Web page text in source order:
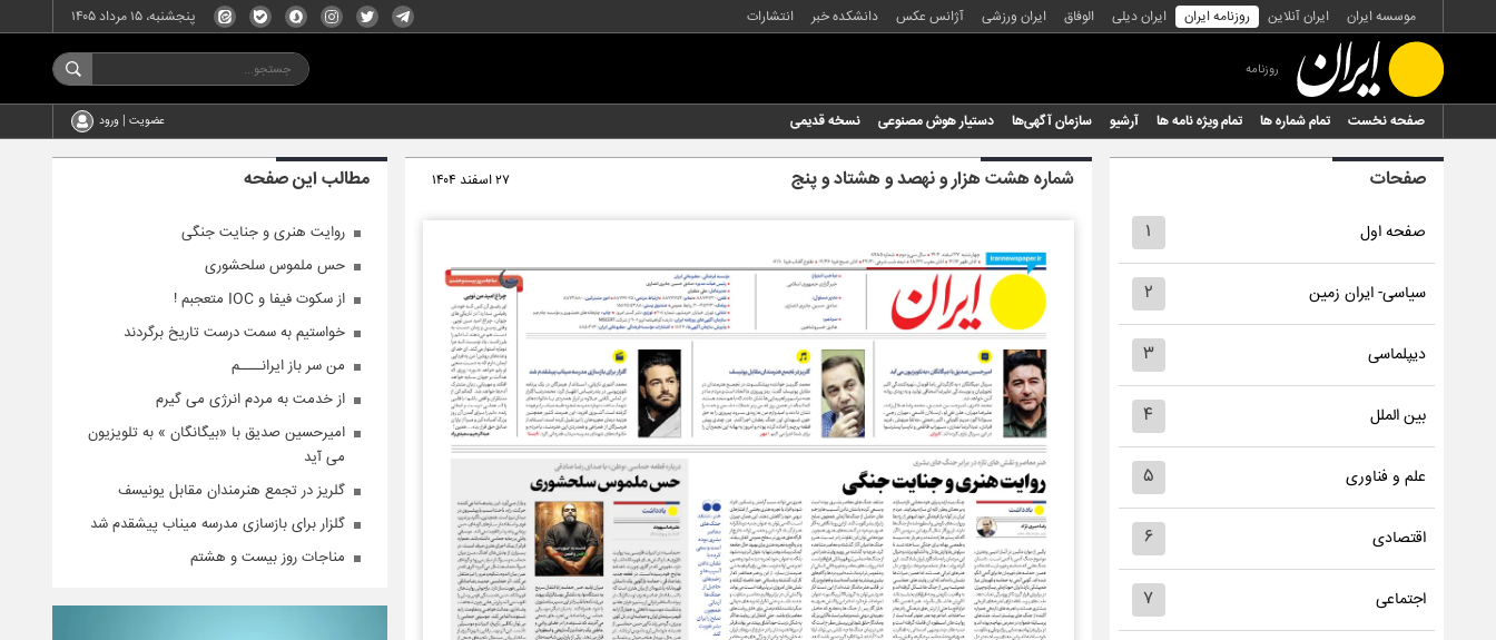
موسسه ایران ایران آنلاین روزنامه ایران ایران دیلی الوفاق ایران ورزشی آژانس عکس دانشکده خبر انتشارات پنجشنبه، ۱۵ مرداد ۱۴۰۵
روزنامه
صفحه نخست تمام شماره ها تمام ویژه نامه ها آرشیو سازمان آگهی‌ها دستیار هوش مصنوعی نسخه قدیمی عضویت | ورود
صفحات
صفحه اول ۱
سیاسی- ایران زمین ۲
دیپلماسی ۳
بین الملل ۴
علم و فناوری ۵
اقتصادی ۶
اجتماعی ۷
شماره هشت هزار و نهصد و هشتاد و پنج ۲۷ اسفند ۱۴۰۴ مطالب این صفحه
روایت هنری و جنایت جنگی
حس ملموس سلحشوری
از سکوت فیفا و IOC متعجبم !
خواستیم به سمت درست تاریخ برگردند
من سر باز ایرانــــم
از خدمت به مردم انرژی می گیرم
امیرحسین صدیق با «بیگانگان » به تلویزیون
می آید
گلریز در تجمع هنرمندان مقابل یونیسف
گلزار برای بازسازی مدرسه میناب پیشقدم شد
مناجات روز بیست و هشتم